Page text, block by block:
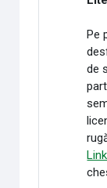
Pe
de